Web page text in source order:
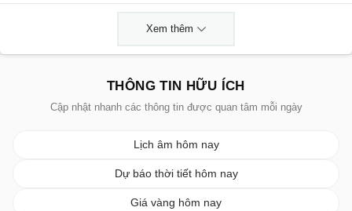
Xem thêm
THÔNG TIN HỮU ÍCH
Cập nhật nhanh các thông tin được quan tâm mỗi ngày
Lịch âm hôm nay
Dự báo thời tiết hôm nay
Giá vàng hôm nay